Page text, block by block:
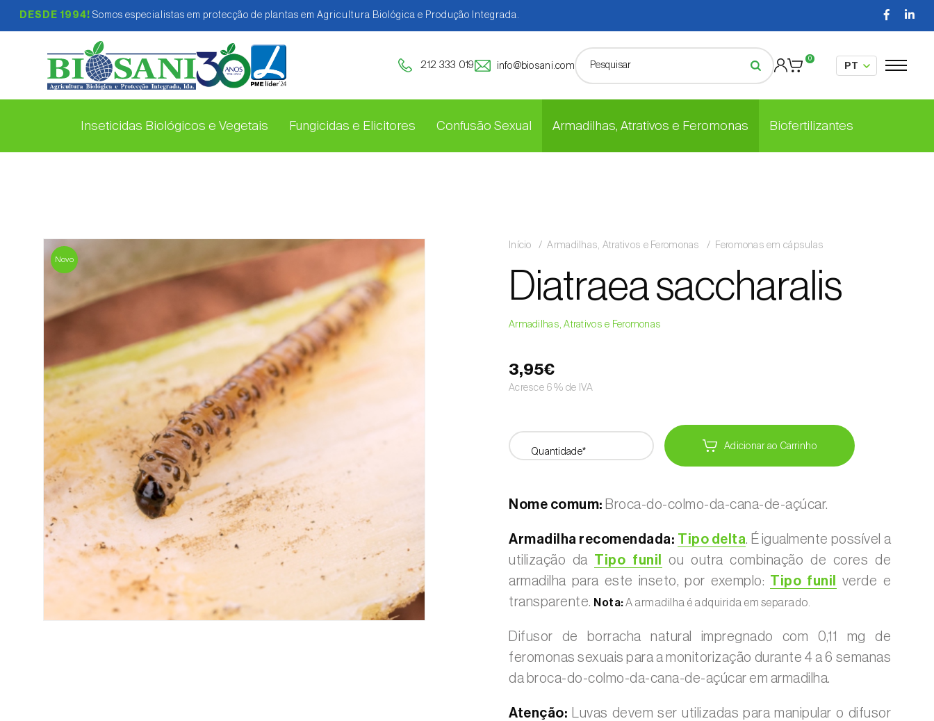
DESDE 1994! Somos especialistas em protecção de plantas em Agricultura Biológica e Produção Integrada.
212 333 019 info@biosani.com
0
Inseticidas Biológicos e Vegetais Fungicidas e Elicitores Confusão Sexual Armadilhas, Atrativos e Feromonas Biofertilizantes
Novo
Início Armadilhas, Atrativos e Feromonas Feromonas em cápsulas
Diatraea saccharalis
Armadilhas, Atrativos e Feromonas
3,95€
Acresce 6% de IVA
Quantidade* Adicionar ao Carrinho
Nome comum: Broca-do-colmo-da-cana-de-açúcar.
Armadilha recomendada: Tipo delta. É igualmente possível a
utilização da Tipo funil
ou outra combinação de cores de
armadilha para este inseto, por exemplo: Tipo funil
verde e
transparente. Nota:A armadilha é adquirida em separado.
Difusor de borracha natural impregnado com 0,11 mg de
feromonas sexuais para a monitorização durante 4 a 6 semanas
da broca-do-colmo-da-cana-de-açúcar em armadilha.
Atenção: Luvas devem ser utilizadas para manipular o difusor